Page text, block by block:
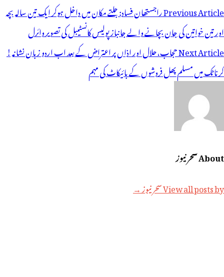
پوسٹوں
کی
نیویگیشن
Previous Articleراجستھان فساد: جلتے مکان میں داخل ہوکر ایک تین سالہ بچہ
اور تین خواتین کی جان بچانے والے جانباز پولیس کانسٹیبل کی تصویر وائرل
Next Articleحجاب،حلال اور اذاں پر اعتراض کے بعد اب اردو زبان نشانہ!
کرناٹک میں مسلم پھل فروشوں کے بائیکاٹ کی مہم
About سحر نیوز
View all posts by سحر نیوز →